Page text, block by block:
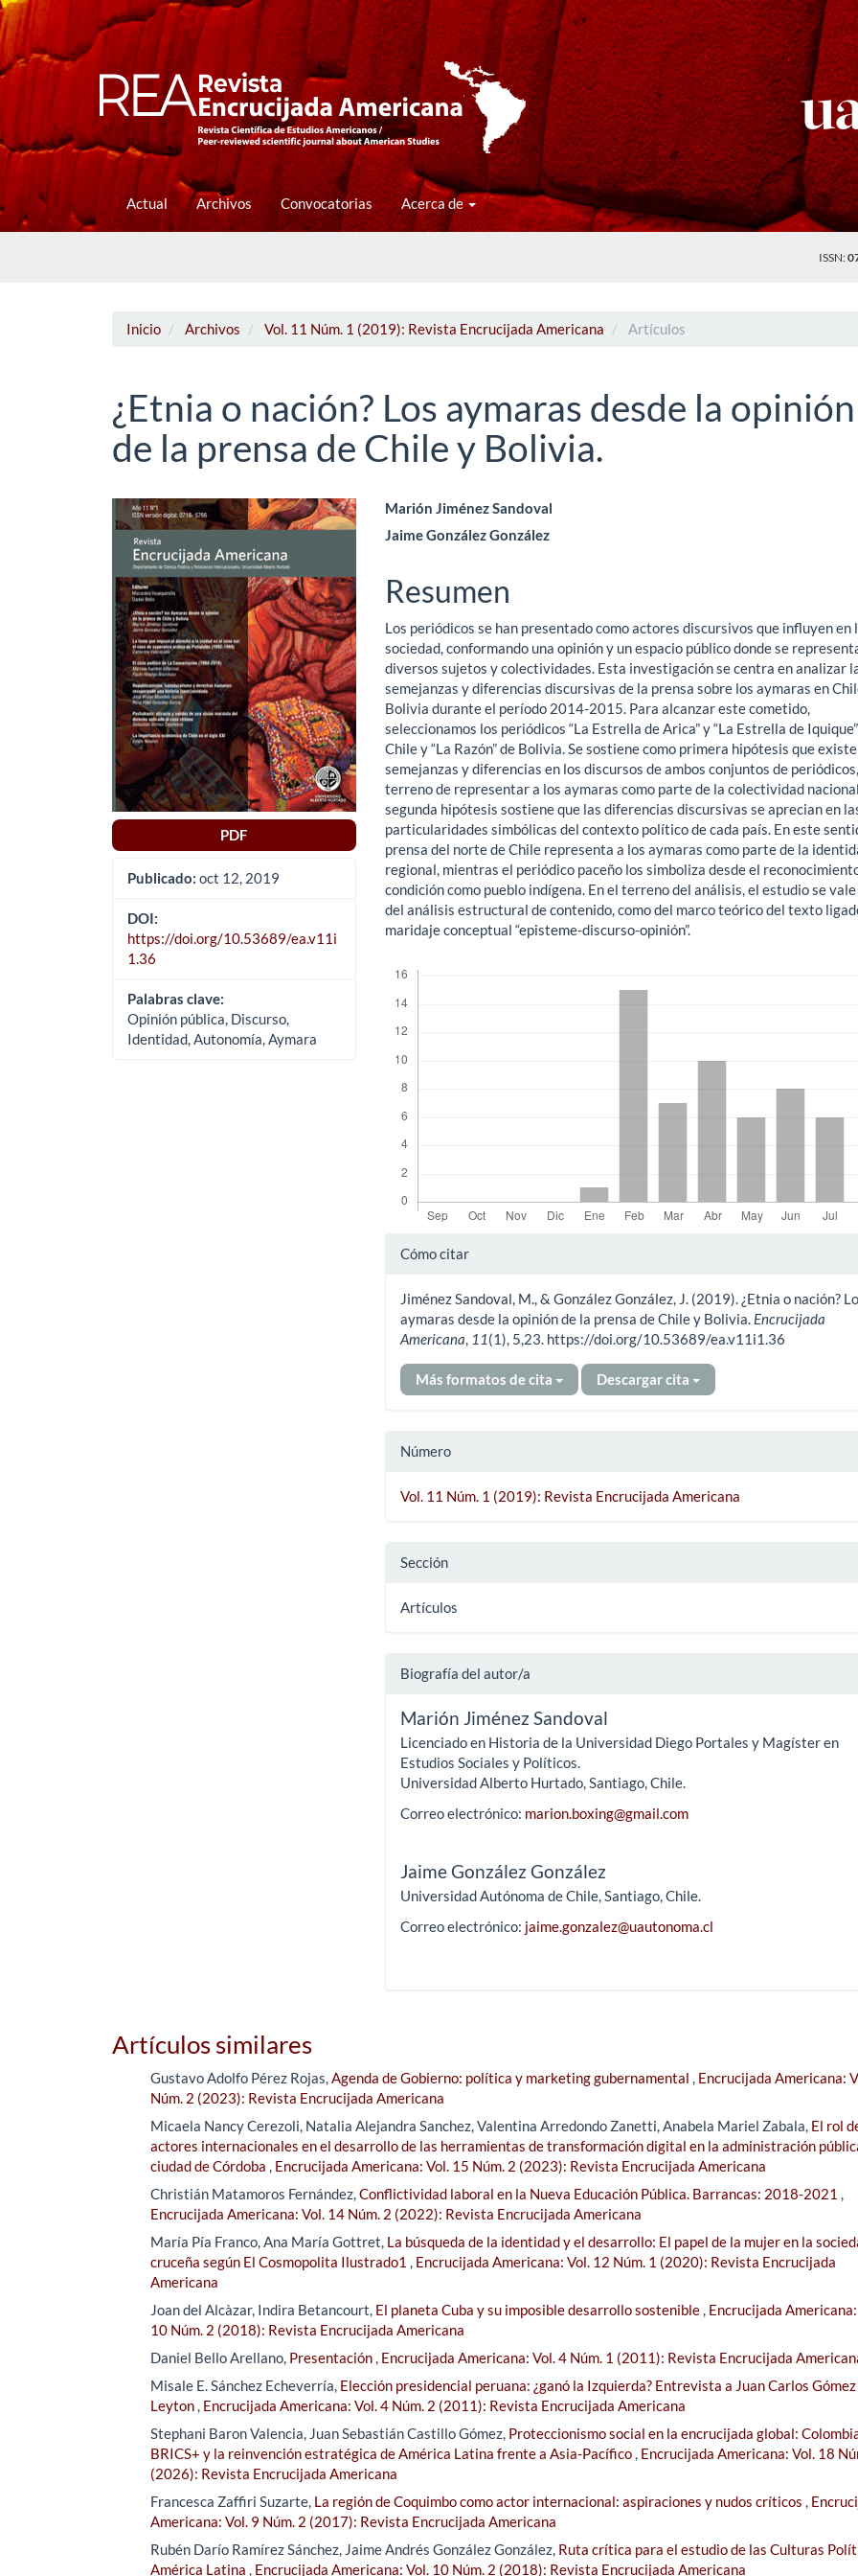
Navegación
Contenido
principal
Barra
Actual Archivos Convocatorias Acerca de
ISSN:
Inicio Archivos Vol. 11 Núm. 1 (2019): Revista Encrucijada Americana Artículos
¿Etnia o nación? Los aymaras desde la opinión
de la prensa de Chile y Bolivia.
Barra
lateral
del
artículo
PDF
Publicado: oct 12, 2019
DOI:
https://doi.org/10.53689/ea.v11i
1.36
Palabras clave:
Opinión pública, Discurso,
Identidad, Autonomía, Aymara
Contenido
principal
del
artículo
Marión Jiménez Sandoval
Jaime González González
Resumen
Los periódicos se han presentado como actores discursivos que influyen en
sociedad, conformando una opinión y un espacio público donde se
diversos sujetos y colectividades. Esta investigación se centra en analizar
semejanzas y diferencias discursivas de la prensa sobre los aymaras en
Bolivia durante el período 2014-2015. Para alcanzar este cometido,
seleccionamos los periódicos “La Estrella de Arica” y “La Estrella de
Chile y “La Razón” de Bolivia. Se sostiene como primera hipótesis que
semejanzas y diferencias en los discursos de ambos conjuntos de
terreno de representar a los aymaras como parte de la colectividad
segunda hipótesis sostiene que las diferencias discursivas se aprecian en
particularidades simbólicas del contexto político de cada país. En este
prensa del norte de Chile representa a los aymaras como parte de la
regional, mientras el periódico paceño los simboliza desde el
condición como pueblo indígena. En el terreno del análisis, el estudio se
del análisis estructural de contenido, como del marco teórico del texto
maridaje conceptual “episteme-discurso-opinión”.
Detalles
artículo
Cómo citar
Jiménez Sandoval, M., & González González, J. (2019). ¿Etnia o nación?
aymaras desde la opinión de la prensa de Chile y Bolivia. Encrucijada
Americana, 11(1), 5,23. https://doi.org/10.53689/ea.v11i1.36
Más formatos de cita Descargar cita
Número
Vol. 11 Núm. 1 (2019): Revista Encrucijada Americana
Sección
Artículos
Biografía del autor/a
Marión Jiménez Sandoval
Licenciado en Historia de la Universidad Diego Portales y Magíster en
Estudios Sociales y Políticos.
Universidad Alberto Hurtado, Santiago, Chile.
Correo electrónico: marion.boxing@gmail.com
Jaime González González
Universidad Autónoma de Chile, Santiago, Chile.
Correo electrónico: jaime.gonzalez@uautonoma.cl
Artículos similares
Gustavo Adolfo Pérez Rojas, Agenda de Gobierno: política y marketing gubernamental
Encrucijada Americana:
Núm. 2 (2023): Revista Encrucijada Americana
Micaela Nancy Cerezoli, Natalia Alejandra Sanchez, Valentina Arredondo Zanetti, Anabela Mariel Zabala, El rol
actores internacionales en el desarrollo de las herramientas de transformación digital en la administración
ciudad de Córdoba
Encrucijada Americana: Vol. 15 Núm. 2 (2023): Revista Encrucijada Americana
Christián Matamoros Fernández, Conflictividad laboral en la Nueva Educación Pública. Barrancas: 2018-2021
Encrucijada Americana: Vol. 14 Núm. 2 (2022): Revista Encrucijada Americana
María Pía Franco, Ana María Gottret, La búsqueda de la identidad y el desarrollo: El papel de la mujer en la
cruceña según El Cosmopolita Ilustrado1
Encrucijada Americana: Vol. 12 Núm. 1 (2020): Revista Encrucijada
Americana
Joan del Alcàzar, Indira Betancourt, El planeta Cuba y su imposible desarrollo sostenible Encrucijada
10 Núm. 2 (2018): Revista Encrucijada Americana
Daniel Bello Arellano, Presentación Encrucijada Americana: Vol. 4 Núm. 1 (2011): Revista Encrucijada
Misale E. Sánchez Echeverría, Elección presidencial peruana: ¿ganó la Izquierda? Entrevista a Juan Carlos Gómez
Leyton Encrucijada Americana: Vol. 4 Núm. 2 (2011): Revista Encrucijada Americana
Stephani Baron Valencia, Juan Sebastián Castillo Gómez, Proteccionismo social en la encrucijada global:
BRICS+ y la reinvención estratégica de América Latina frente a Asia-Pacífico Encrucijada Americana: Vol. 18
(2026): Revista Encrucijada Americana
Francesca Zaffiri Suzarte, La región de Coquimbo como actor internacional: aspiraciones y nudos críticos
Americana: Vol. 9 Núm. 2 (2017): Revista Encrucijada Americana
Rubén Darío Ramírez Sánchez, Jaime Andrés González González, Ruta crítica para el estudio de las Culturas
América Latina
Encrucijada Americana: Vol. 10 Núm. 2 (2018): Revista Encrucijada Americana